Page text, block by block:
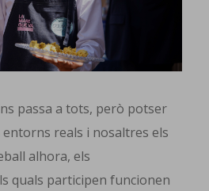
passa a tots, però potser
entorns reals i nosaltres els
alhora, els
quals participen funcionen